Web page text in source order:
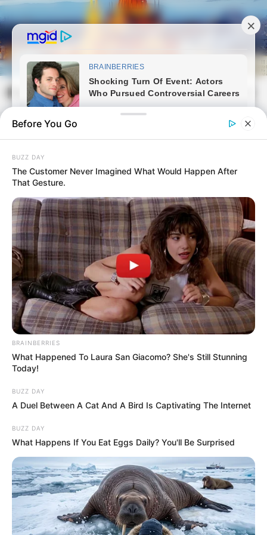
Skip
to
content
Magyarvilag.com
Open
Search
Posted
in
Friss hírek
A sportoló édesanyja, Klára
teljesen összetört a gyásztól.
bySzerző
Before You Go
BUZZ DAY
The Customer Never Imagined What Would Happen After
That Gesture.
BRAINBERRIES
What Happened To Laura San Giacomo? She's Still Stunning
Today!
BUZZ DAY
A Duel Between A Cat And A Bird Is Captivating The Internet
BUZZ DAY
What Happens If You Eat Eggs Daily? You'll Be Surprised